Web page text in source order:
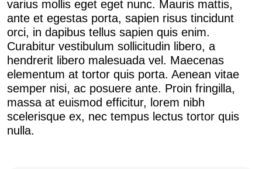
varius mollis eget eget nunc. Mauris mattis,
ante et egestas porta, sapien risus tincidunt
orci, in dapibus tellus sapien quis enim.
Curabitur vestibulum sollicitudin libero, a
hendrerit libero malesuada vel. Maecenas
elementum at tortor quis porta. Aenean vitae
semper nisi, ac posuere ante. Proin fringilla,
massa at euismod efficitur, lorem nibh
scelerisque ex, nec tempus lectus tortor quis
nulla.